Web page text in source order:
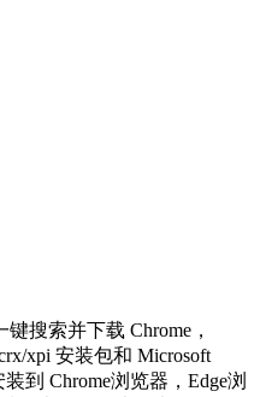
搜索并下载 Chrome，
xpi 安装包和 Microsoft
到 Chrome浏览器，Edge浏